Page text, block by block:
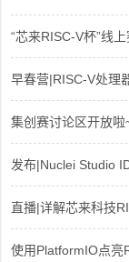
“芯来RISC-V杯”线
早春营|RISC-V处理
集创赛讨论区开放啦
发布|Nuclei Studio
直播|详解芯来科技
使用PlatformIO点亮